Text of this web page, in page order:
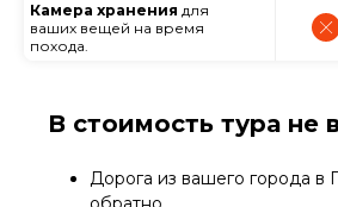
Камера хранения для
ваших вещей на время
похода.
Дорога из вашего города в
В стоимость тура не